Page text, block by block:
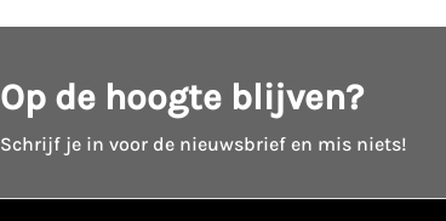
Op de hoogte blijven?
Schrijf je in voor de nieuwsbrief en mis niets!